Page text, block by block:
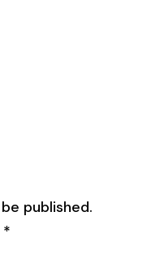
published.
*